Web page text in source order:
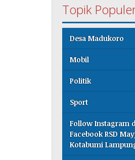
Topik
Desa Madukoro
Mobil
Politik
Sport
Follow Instagram
Facebook RSD
Kotabumi